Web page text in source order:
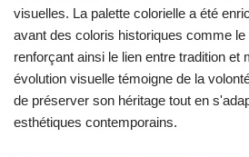
visuelles. La palette colorielle a été
avant des coloris historiques comme
renforçant ainsi le lien entre tradition et
évolution visuelle témoigne de la
de préserver son héritage tout en
esthétiques contemporains.